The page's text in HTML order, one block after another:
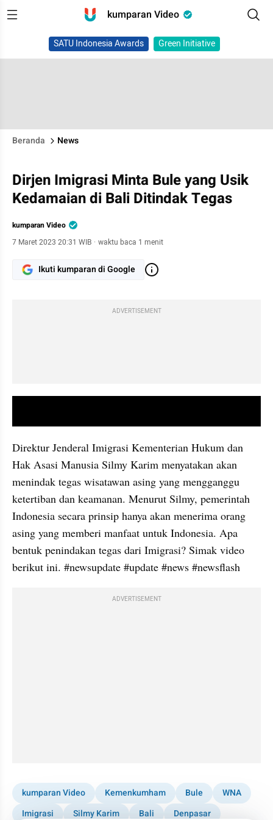
kumparan Video
SATU Indonesia Awards Green Initiative
Beranda News
Dirjen Imigrasi Minta Bule yang Usik
Kedamaian di Bali Ditindak Tegas
kumparan Video
7 Maret 2023 20:31 WIB · waktu baca 1 menit
Ikuti kumparan di Google
ADVERTISEMENT
Direktur Jenderal Imigrasi Kementerian Hukum dan
Hak Asasi Manusia Silmy Karim menyatakan akan
menindak tegas wisatawan asing yang mengganggu
ketertiban dan keamanan. Menurut Silmy, pemerintah
Indonesia secara prinsip hanya akan menerima orang
asing yang memberi manfaat untuk Indonesia. Apa
bentuk penindakan tegas dari Imigrasi? Simak video
berikut ini. #newsupdate #update #news #newsflash
ADVERTISEMENT
kumparan Video Kemenkumham Bule
WNA
Imigrasi
Silmy Karim Bali Denpasar